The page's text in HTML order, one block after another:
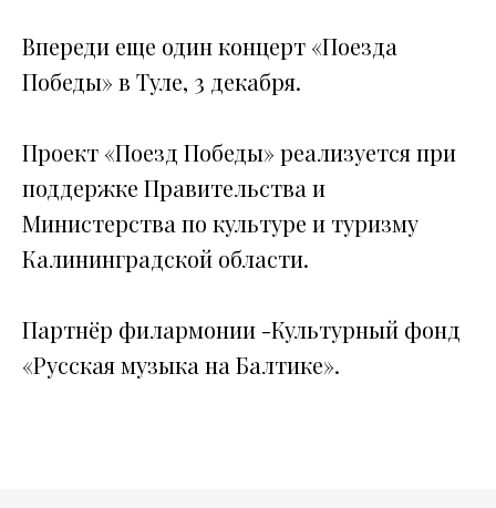
Впереди еще один концерт «Поезда
Победы» в Туле, 3 декабря.
Проект «Поезд Победы» реализуется при
поддержке Правительства и
Министерства по культуре и туризму
Калининградской области.
Партнёр филармонии -Культурный фонд
«Русская музыка на Балтике».